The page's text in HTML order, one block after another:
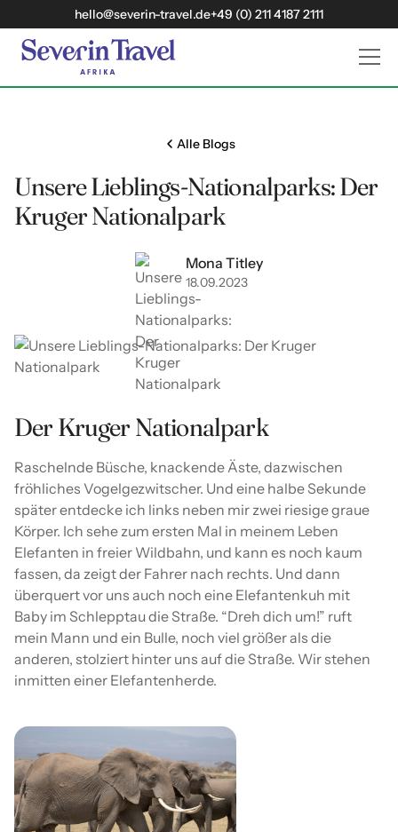
hello@severin-travel.de+49 (0) 211 4187 2111
Alle Blogs
Unsere Lieblings-Nationalparks: Der
Kruger Nationalpark
Mona Titley
18 09 2023
Der Kruger Nationalpark
Raschelnde Büsche, knackende Äste, dazwischen
fröhliches Vogelgezwitscher. Und eine halbe Sekunde
später entdecke ich links neben mir zwei riesige graue
Körper. Ich sehe zum ersten Mal in meinem Leben
Elefanten in freier Wildbahn, und kann es noch kaum
fassen, da zeigt der Fahrer nach rechts. Und dann
überquert vor uns auch noch eine Elefantenkuh mit
Baby im Schlepptau die Straße. “Dreh dich um!” ruft
mein Mann und ein Bulle, noch viel größer als die
anderen, stolziert hinter uns auf die Straße. Wir stehen
inmitten einer Elefantenherde.